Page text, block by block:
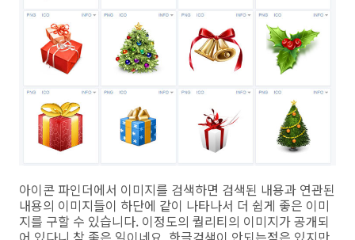
아이콘 파인더에서 이미지를 검색하면 검색된 내용과 연관된
내용의 이미지들이 하단에 같이 나타나서 더 쉽게 좋은 이미
지를 구할 수 있습니다. 이정도의 퀄리티의 이미지가 공개되